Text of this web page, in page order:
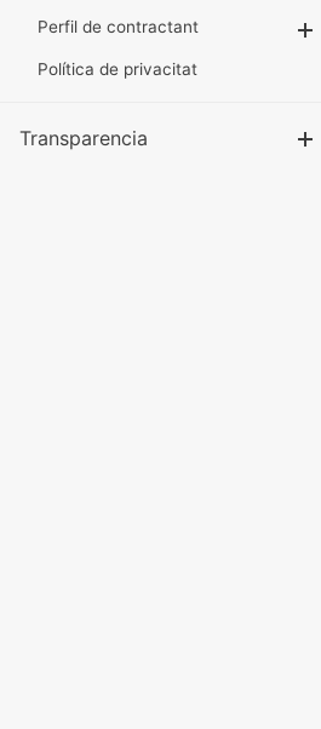
Perfil de contractant
Política de privacitat
Transparencia